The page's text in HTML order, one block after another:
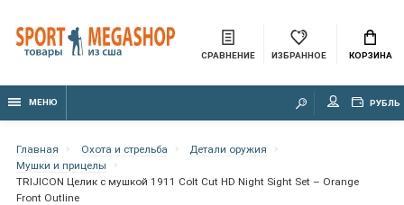
СРАВНЕНИЕ ИЗБРАННОЕ КОРЗИНА
МЕНЮ РУБЛЬ
Главная Охота и стрельба
Детали оружия
Мушки и прицелы
TRIJICON Целик с мушкой 1911 Colt Cut HD Night Sight Set – Orange
Front Outline